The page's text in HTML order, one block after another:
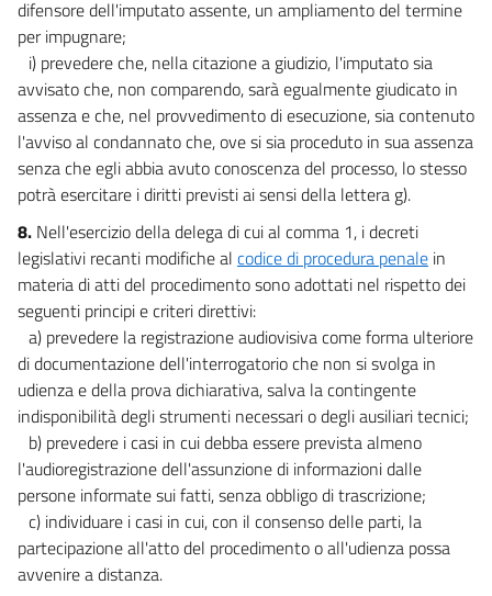
difensore dell'imputato assente, un ampliamento del termine
per impugnare;
i) prevedere che, nella citazione a giudizio, l'imputato sia
avvisato che, non comparendo, sarà egualmente giudicato in
assenza e che, nel provvedimento di esecuzione, sia contenuto
l'avviso al condannato che, ove si sia proceduto in sua assenza
senza che egli abbia avuto conoscenza del processo, lo stesso
potrà esercitare i diritti previsti ai sensi della lettera g).
8. Nell'esercizio della delega di cui al comma 1, i decreti
legislativi recanti modifiche al codice di procedura penale in
materia di atti del procedimento sono adottati nel rispetto dei
seguenti principi e criteri direttivi:
a) prevedere la registrazione audiovisiva come forma ulteriore
di documentazione dell'interrogatorio che non si svolga in
udienza e della prova dichiarativa, salva la contingente
indisponibilità degli strumenti necessari o degli ausiliari tecnici;
b) prevedere i casi in cui debba essere prevista almeno
l'audioregistrazione dell'assunzione di informazioni dalle
persone informate sui fatti, senza obbligo di trascrizione;
c) individuare i casi in cui, con il consenso delle parti, la
partecipazione all'atto del procedimento o all'udienza possa
avvenire a distanza.